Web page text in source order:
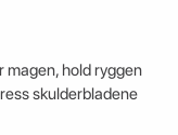
magen, hold ryggen
skulderbladene